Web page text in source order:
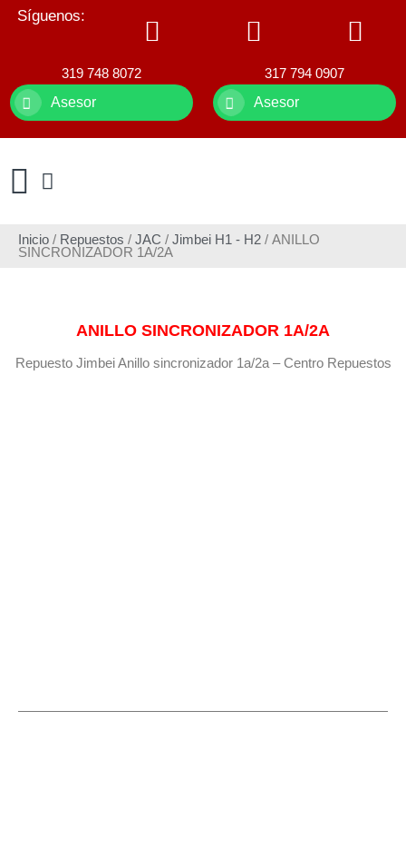
Síguenos:
319 748 8072
Asesor
317 794 0907
Asesor
Inicio / Repuestos / JAC / Jimbei H1 - H2 / ANILLO
SINCRONIZADOR 1A/2A
ANILLO SINCRONIZADOR 1A/2A
Repuesto Jimbei Anillo sincronizador 1a/2a – Centro Repuestos